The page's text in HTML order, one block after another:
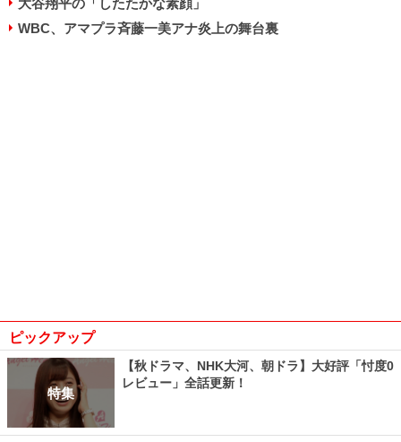
大谷翔平の「したたかな素顔」
WBC、アマプラ斉藤一美アナ炎上の舞台裏
ピックアップ
特集
【秋ドラマ、NHK大河、朝ドラ】大好評「忖度0
レビュー」全話更新！